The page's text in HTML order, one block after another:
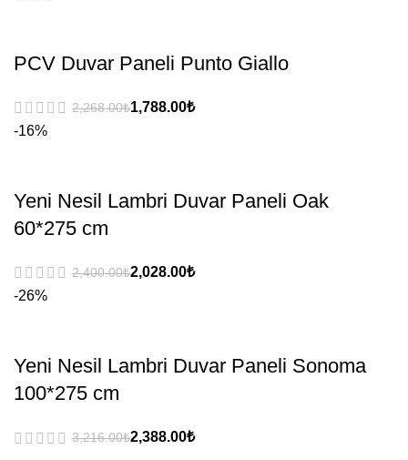
PCV Duvar Paneli Punto Giallo
₺
₺
-16%
Yeni Nesil Lambri Duvar Paneli Oak
60*275 cm
₺
₺
-26%
Yeni Nesil Lambri Duvar Paneli Sonoma
100*275 cm
₺ ₺